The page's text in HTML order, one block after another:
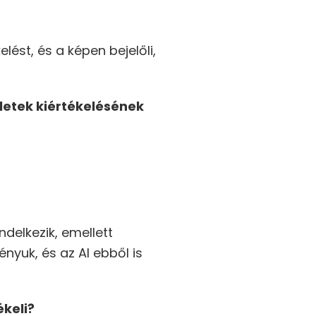
és a képen bejelőli,
kiértékelésének
emellett
és az AI ebből is